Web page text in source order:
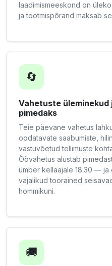
laadimismeeskond on
ja tootmispõrand maksab
🔄
Vahetuste üleminekud
pimedaks
Teie päevane vahetus
oodatavate saabumiste,
vastuvõetud tellimuste
Öövahetus alustab
ümber kellaajale 18:30 — ja
vajalikud toorained
hommikuni.
🚚